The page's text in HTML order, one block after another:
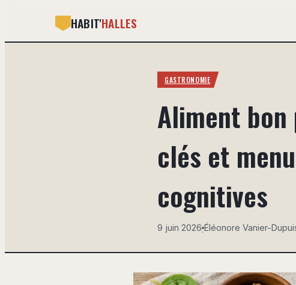
HABIT'HALLES
GASTRONOMIE
Aliment
clés et
cognitives
9 juin 2026·Éléonore Vanier-